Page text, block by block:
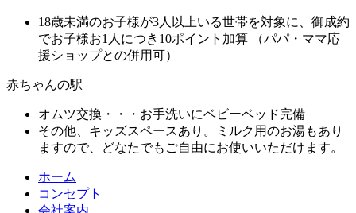
18歳未満のお子様が3人以上いる世帯を対象に、御成約
でお子様お1人につき10ポイント加算 （パパ・ママ応
援ショップとの併用可）
赤ちゃんの駅
オムツ交換・・・お手洗いにベビーベッド完備
その他、キッズスペースあり。ミルク用のお湯もあり
ますので、どなたでもご自由にお使いいただけます。
ホーム
コンセプト
会社案内